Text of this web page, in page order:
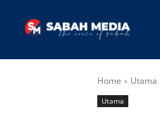
Home Utama
Utama